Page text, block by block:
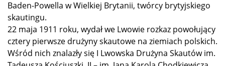
Baden-Powella w Wielkiej Brytanii, twórcy brytyjskiego
skautingu.
22 maja 1911 roku, wydał we Lwowie rozkaz powołujący
cztery pierwsze drużyny skautowe na ziemiach polskich.
Wśród nich znalazły się I Lwowska Drużyna Skautów im.